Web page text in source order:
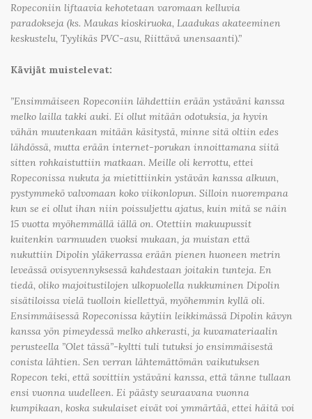
Ropeconiin liftaavia kehotetaan varomaan kelluvia
paradokseja (ks. Maukas kioskiruoka, Laadukas akateeminen
keskustelu, Tyylikäs PVC-asu, Riittävä unensaanti).”
Kävijät muistelevat:
”Ensimmäiseen Ropeconiin lähdettiin erään ystäväni kanssa
melko lailla takki auki. Ei ollut mitään odotuksia, ja hyvin
vähän muutenkaan mitään käsitystä, minne sitä oltiin edes
lähdössä, mutta erään internet-porukan innoittamana siitä
sitten rohkaistuttiin matkaan. Meille oli kerrottu, ettei
Ropeconissa nukuta ja mietittiinkin ystävän kanssa alkuun,
pystymmekö valvomaan koko viikonlopun. Silloin nuorempana
kun se ei ollut ihan niin poissuljettu ajatus, kuin mitä se näin
15 vuotta myöhemmällä iällä on. Otettiin makuupussit
kuitenkin varmuuden vuoksi mukaan, ja muistan että
nukuttiin Dipolin yläkerrassa erään pienen huoneen metrin
leveässä ovisyvennyksessä kahdestaan joitakin tunteja. En
tiedä, oliko majoitustilojen ulkopuolella nukkuminen Dipolin
sisätiloissa vielä tuolloin kiellettyä, myöhemmin kyllä oli.
Ensimmäisessä Ropeconissa käytiin leikkimässä Dipolin kävyn
kanssa yön pimeydessä melko ahkerasti, ja kuvamateriaalin
perusteella ”Olet tässä”-kyltti tuli tutuksi jo ensimmäisestä
conista lähtien. Sen verran lähtemättömän vaikutuksen
Ropecon teki, että sovittiin ystäväni kanssa, että tänne tullaan
ensi vuonna uudelleen. Ei päästy seuraavana vuonna
kumpikaan, koska sukulaiset eivät voi ymmärtää, ettei häitä voi